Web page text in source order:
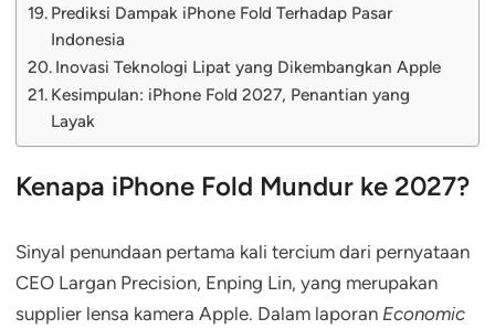
Prediksi Dampak iPhone Fold Terhadap Pasar
Indonesia
Inovasi Teknologi Lipat yang Dikembangkan Apple
Kesimpulan: iPhone Fold 2027, Penantian yang
Layak
Kenapa iPhone Fold Mundur ke 2027?
Sinyal penundaan pertama kali tercium dari pernyataan
CEO Largan Precision, Enping Lin, yang merupakan
supplier lensa kamera Apple. Dalam laporan Economic